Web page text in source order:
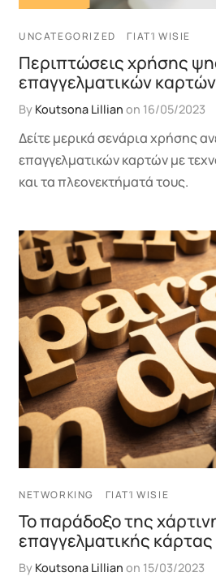
UNCATEGORIZED ΓΙΑΤΊ WISIE
Περιπτώσεις χρήσης
επαγγελματικών καρτών
By Koutsona Lillian on 16/05/2023
Δείτε μερικά σενάρια χρήσης
επαγγελματικών καρτών με
και τα πλεονεκτήματά τους.
NETWORKING ΓΙΑΤΊ WISIE
Το παράδοξο της
επαγγελματικής κάρτας
By Koutsona Lillian on 15/03/2023